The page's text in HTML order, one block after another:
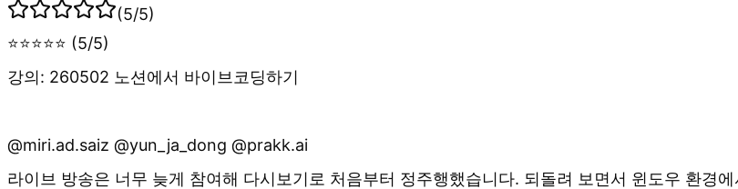
(5/5)
⭐⭐⭐⭐⭐ (5/5)
강의: 260502 노션에서 바이브코딩하기
@miri.ad.saiz @yun_ja_dong @prakk.ai
라이브 방송은 너무 늦게 참여해 다시보기로 처음부터 정주행했습니다. 되돌려 보면서 윈도우 환경